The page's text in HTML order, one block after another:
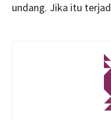
undang. Jika itu